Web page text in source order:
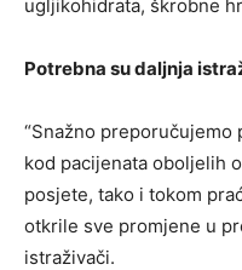
ugljikohidrata, škrobne
Potrebna su daljnja
“Snažno
kod pacijenata oboljelih
posjete, tako i tokom
otkrile sve promjene u
istraživači.